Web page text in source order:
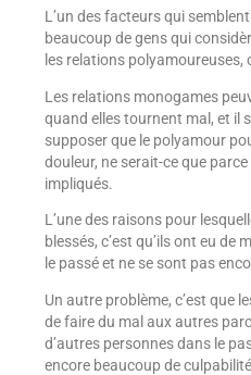
L’un des facteurs qui
beaucoup de gens qui
les relations polyamoureuses,
Les relations monogames
quand elles tournent mal, et il
supposer que le polyamour
douleur, ne serait-ce que
impliqués.
L’une des raisons pour
blessés, c’est qu’ils ont eu de
le passé et ne se sont pas
Un autre problème, c’est que
de faire du mal aux autres
d’autres personnes dans le
encore beaucoup de